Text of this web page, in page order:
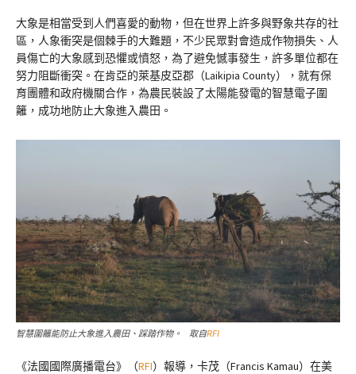
大象是相當受到人們喜愛的動物，但在世界上許多與野象共存的社
區，人象衝突是個棘手的大難題，不少民眾對會造成作物損失、人
員傷亡的大象感到恐懼或憤怒，為了避免憾事發生，許多單位都在
努力阻斷衝突。在肯亞的萊基皮亞郡（Laikipia County），就有保
育團體和政府機關合作，為農民裝設了太陽能發電的智慧電子圍
籬，成功地防止大象進入農田。
智慧圍籬能防止大象進入農田、踩踏作物。 取自RFI
《法國國際廣播電台》（RFI）報導，卡茂（Francis Kamau）在美